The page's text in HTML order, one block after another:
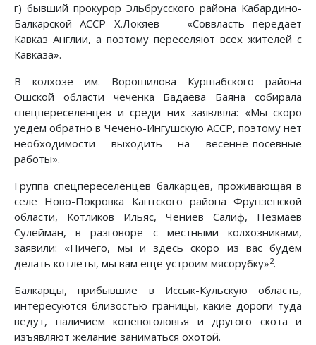
г) бывший прокурор Эльбрусского района Кабардино-
Балкарской АССР Х.Локяев — «Соввласть передает
Кавказ Англии, а поэтому переселяют всех жителей с
Кавказа».
В колхозе им. Ворошилова Куршабского района
Ошской области чеченка Бадаева Баяна собирала
спецпереселенцев и среди них заявляла: «Мы скоро
уедем обратно в Чечено-Ингушскую АССР, поэтому нет
необходимости выходить на весенне-посевные
работы».
Группа спецпереселенцев балкарцев, проживающая в
селе Ново-Покровка Кантского района Фрунзенской
области, Котликов Ильяс, Чениев Салиф, Незмаев
Сулейман, в разговоре с местными колхозниками,
заявили: «Ничего, мы и здесь скоро из вас будем
делать котлеты, мы вам еще устроим мясорубку»2.
Балкарцы, прибывшие в Иссык-Кульскую область,
интересуются близостью границы, какие дороги туда
ведут, наличием конепоголовья и другого скота и
изъявляют желание заниматься охотой.